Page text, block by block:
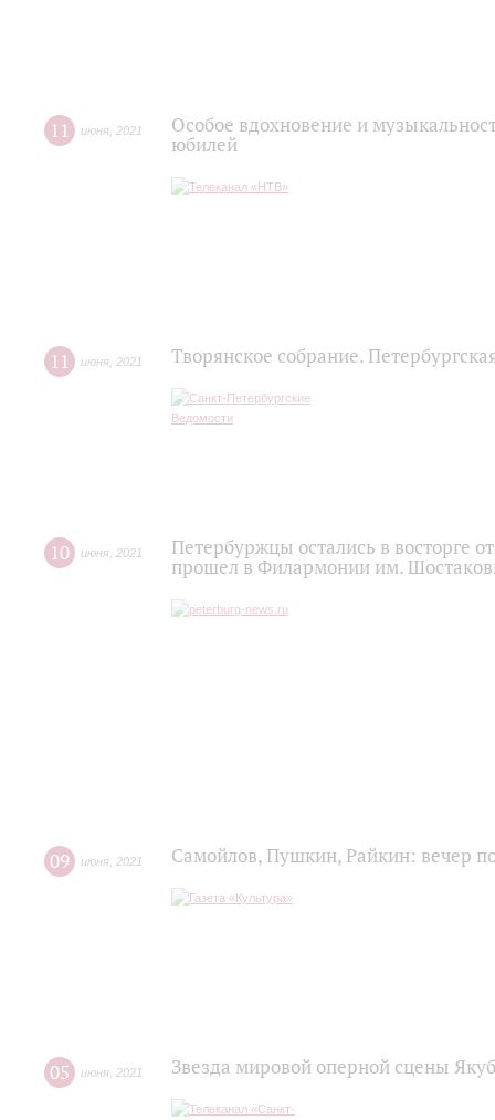
11 июня 2021
Особое вдохновение и
юбилей
11 июня 2021 Творянское собрание.
10 июня 2021
Петербуржцы остались в восторге
прошел в Филармонии им.
09 июня 2021 Самойлов, Пушкин, Райкин: вечер
05 июня 2021 Звезда мировой оперной сцены